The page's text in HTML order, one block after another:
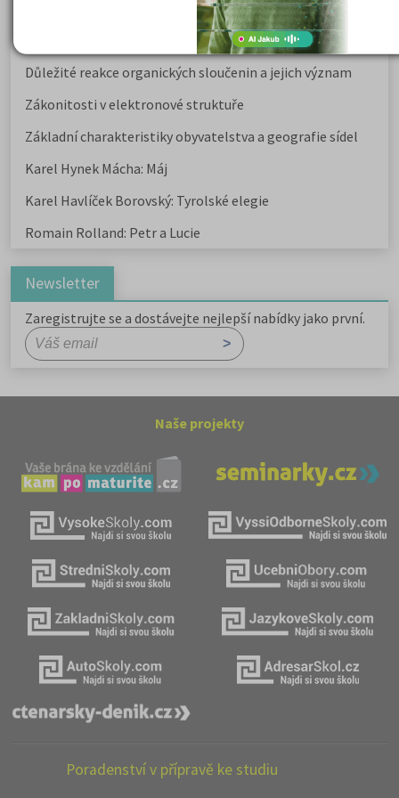
Karel Havlíček Borovský: Tyrolské elegie
Kritika hry M. L. King v Salesiánském divadle
Důležité reakce organických sloučenin a jejich význam
Zákonitosti v elektronové struktuře
Základní charakteristiky obyvatelstva a geografie sídel
Karel Hynek Mácha: Máj
Karel Havlíček Borovský: Tyrolské elegie
Romain Rolland: Petr a Lucie
Newsletter
Zaregistrujte se a dostávejte nejlepší nabídky jako první.
Naše projekty
Poradenství v přípravě ke studiu